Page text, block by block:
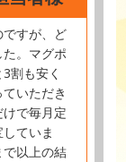
すが、ど
。マグポ
割も安く
いただき
で毎月定
ていま
以上の結